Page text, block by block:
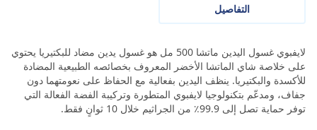
التفاصيل
لايفبوي غسول اليدين ماتشا 500 مل هو غسول يدين مضاد للبكتيريا يحتوي
على خلاصة شاي الماتشا الأخضر المعروف بخصائصه الطبيعية المضادة
للأكسدة والبكتيريا. ينظف اليدين بفعالية مع الحفاظ على نعومتهما دون
جفاف، ومدعّم بتكنولوجيا لايفبوي المتطورة وتركيبة الفضة الفعالة التي
توفر حماية تصل إلى 99.9٪ من الجراثيم خلال 10 ثوانٍ فقط.